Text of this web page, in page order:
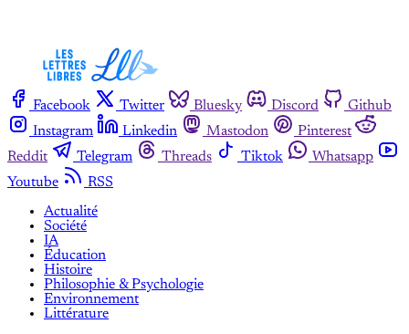
Facebook Twitter Bluesky Discord
Github
Instagram
Linkedin Mastodon
Pinterest
Reddit
Telegram Threads Tiktok
Whatsapp
Youtube
RSS
Actualité
Société
IA
Éducation
Histoire
Philosophie & Psychologie
Environnement
Littérature